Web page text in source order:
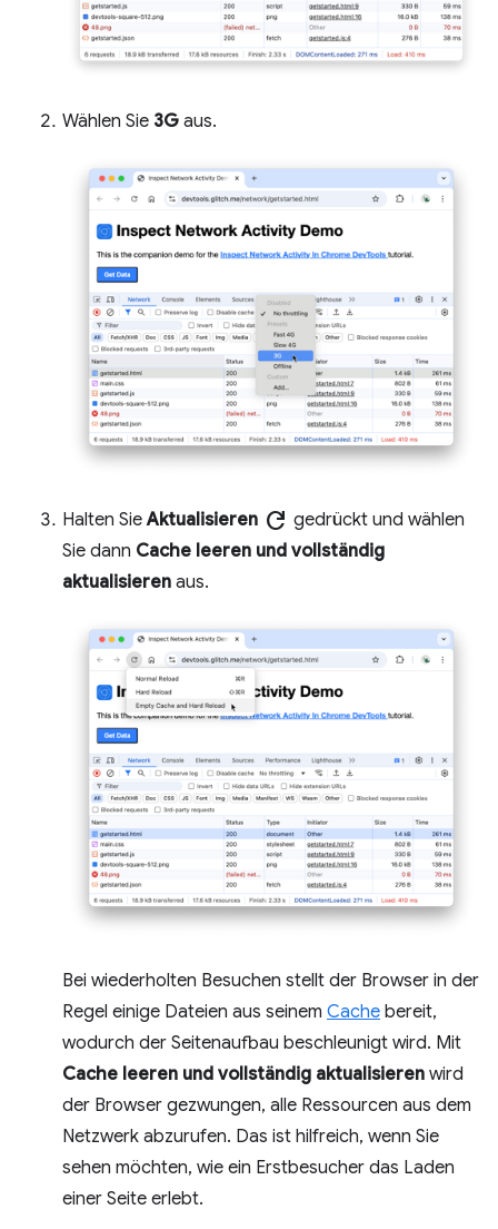
Wählen Sie 3G aus.
Halten SieAktualisieren refresh gedrückt und wählen
Sie dann Cache leeren und vollständig
aktualisieren aus.
Bei wiederholten Besuchen stellt der Browser in der
Regel einige Dateien aus seinem Cache bereit,
wodurch der Seitenaufbau beschleunigt wird. Mit
Cache leeren und vollständig aktualisieren wird
der Browser gezwungen, alle Ressourcen aus dem
Netzwerk abzurufen. Das ist hilfreich, wenn Sie
sehen möchten, wie ein Erstbesucher das Laden
einer Seite erlebt.